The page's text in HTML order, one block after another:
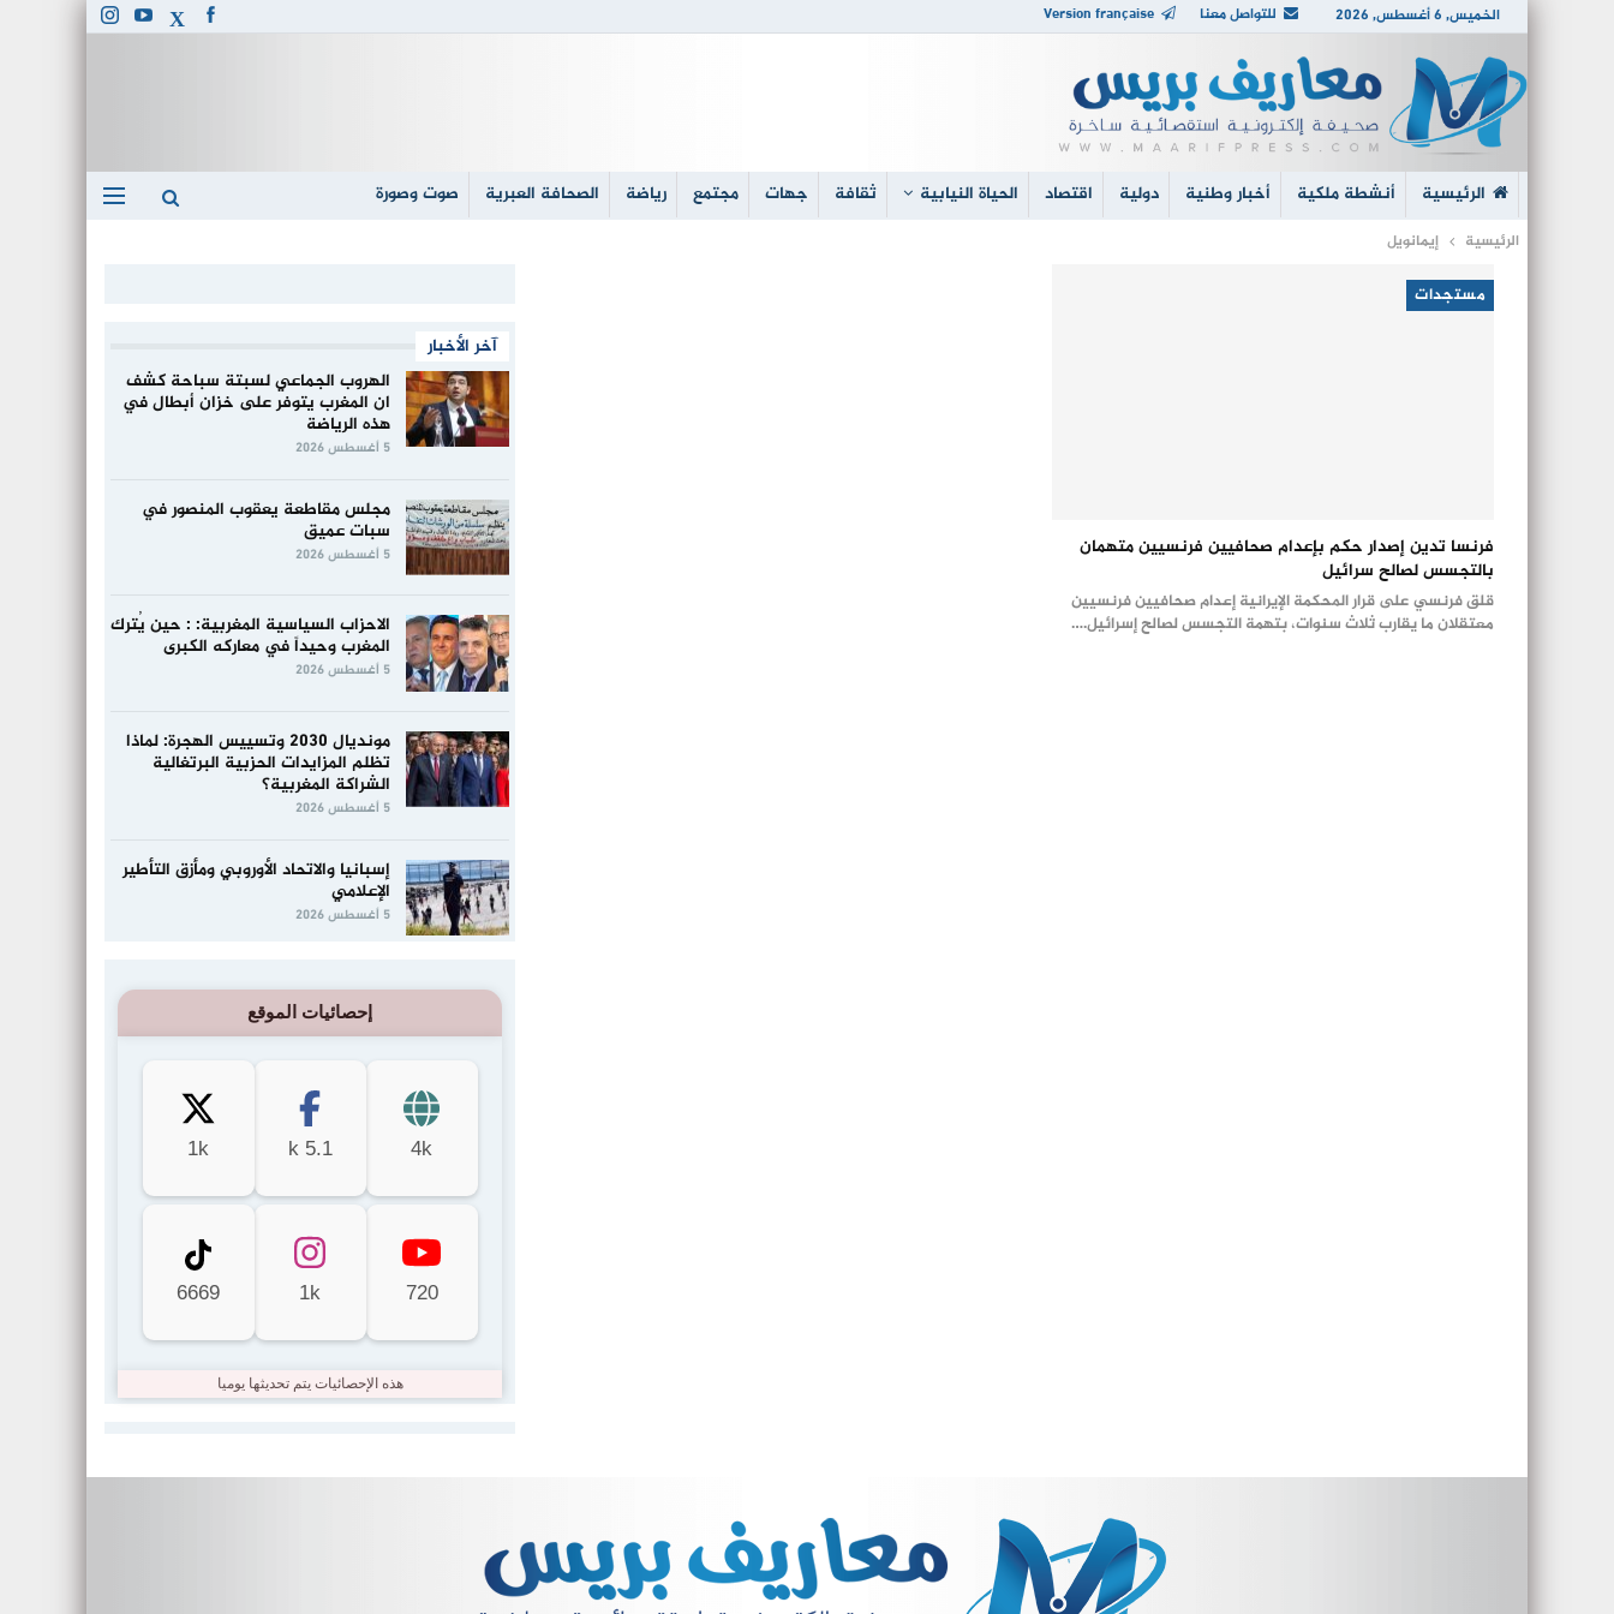
الخميس, 6 أغسطس, 2026 للتواصل معنا Version française
الرئيسية أنشطة ملكية أخبار وطنية دولية اقتصاد الحياة النيابية ثقافة جهات مجتمع رياضة الصحافة العبرية صوت وصورة
الرئيسية إيمانويل
مستجدات
فرنسا تدين إصدار حكم بإعدام صحافيين فرنسيين متهمان
بالتجسس لصالح سرائيل
قلق فرنسي على قرار المحكمة الإيرانية إعدام صحافيين فرنسيين
معتقلان ما يقارب ثلاث سنوات، بتهمة التجسس لصالح إسرائيل.…
آخر الأخبار
الهروب الجماعي لسبتة سباحة كشف
ان المغرب يتوفر على خزان أبطال في
هذه الرياضة
5 أغسطس 2026
مجلس مقاطعة يعقوب المنصور في
سبات عميق
5 أغسطس 2026
الاحزاب السياسية المغربية: : حين يُترك
المغرب وحيداً في معاركه الكبرى
5 أغسطس 2026
مونديال 2030 وتسييس الهجرة: لماذا
تظلم المزايدات الحزبية البرتغالية
الشراكة المغربية؟
5 أغسطس 2026
إسبانيا والاتحاد الأوروبي ومأزق التأطير
الإعلامي
5 أغسطس 2026
إحصائيات الموقع
4k
5.1 k
1k
720
1k
6669
هذه الإحصائيات يتم تحديثها يوميا